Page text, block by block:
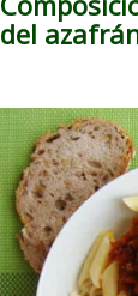
del